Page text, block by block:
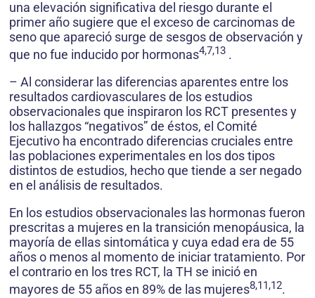
una elevación significativa del riesgo durante el
primer año sugiere que el exceso de carcinomas de
seno que apareció surge de sesgos de observación y
que no fue inducido por hormonas4,7,13 .
– Al considerar las diferencias aparentes entre los
resultados cardiovasculares de los estudios
observacionales que inspiraron los RCT presentes y
los hallazgos “negativos” de éstos, el Comité
Ejecutivo ha encontrado diferencias cruciales entre
las poblaciones experimentales en los dos tipos
distintos de estudios, hecho que tiende a ser negado
en el análisis de resultados.
En los estudios observacionales las hormonas fueron
prescritas a mujeres en la transición menopáusica, la
mayoría de ellas sintomática y cuya edad era de 55
años o menos al momento de iniciar tratamiento. Por
el contrario en los tres RCT, la TH se inició en
mayores de 55 años en 89% de las mujeres8,11,12.